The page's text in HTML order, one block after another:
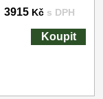
3915 Kč s DPH
Koupit